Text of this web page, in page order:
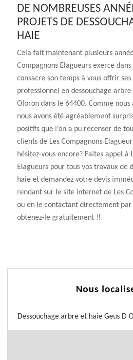
DE NOMBREUSES
PROJETS DE
HAIE
Cela fait maintenant plusieurs
Compagnons Elagueurs exerce
consacre son temps à vous offrir
professionnel en dessouchage
Oloron dans le 64400. Comme nous
nous avons été agréablement
positifs que l’on a pu recenser de
clients de Les Compagnons
hésitez-vous encore? Faites appel à
Elagueurs pour tous vos travaux de
haie et demandez votre devis
rendant sur le site internet de Les
ou en le contactant directement
obtenez-le gratuitement !!
Nous
Dessouchage arbre et haie Geus D